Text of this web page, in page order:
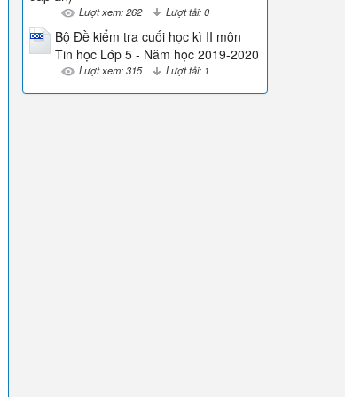
Lượt xem: 262 Lượt tải: 0
Bộ Đề kiểm tra cuối học kì II môn
Tin học Lớp 5 - Năm học 2019-2020
Lượt xem: 315 Lượt tải: 1